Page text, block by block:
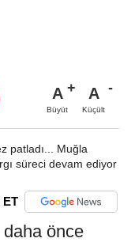
A
Büyüt
A
Küçült
ET
daha önce